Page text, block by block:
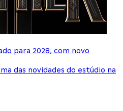
para 2028, com novo
das novidades do estúdio na